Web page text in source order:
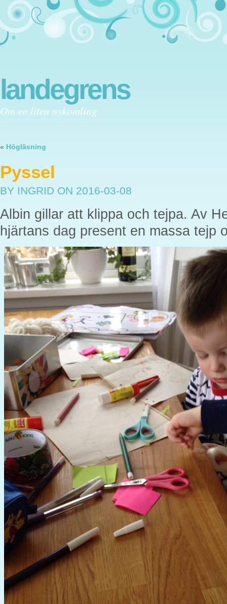
landegrens
Om en liten nykomling
« Högläsning
Pyssel
BY INGRID ON 2016-03-08
Albin gillar att klippa och tejpa. Av
hjärtans dag present en massa tejp